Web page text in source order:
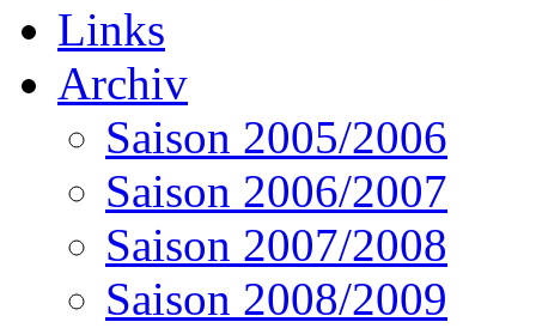
Links
Archiv
Saison 2005/2006
Saison 2006/2007
Saison 2007/2008
Saison 2008/2009